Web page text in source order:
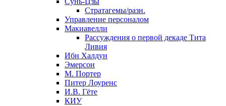
Стратагемы/разн.
Управление персоналом
Макиавелли
Рассуждения о первой декаде Тита
Ливия
Ибн Халдун
Эмерсон
М. Портер
Питер Лоуренс
И.В. Гёте
КИУ